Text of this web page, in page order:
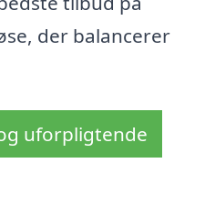
der balancerer
uforpligtende